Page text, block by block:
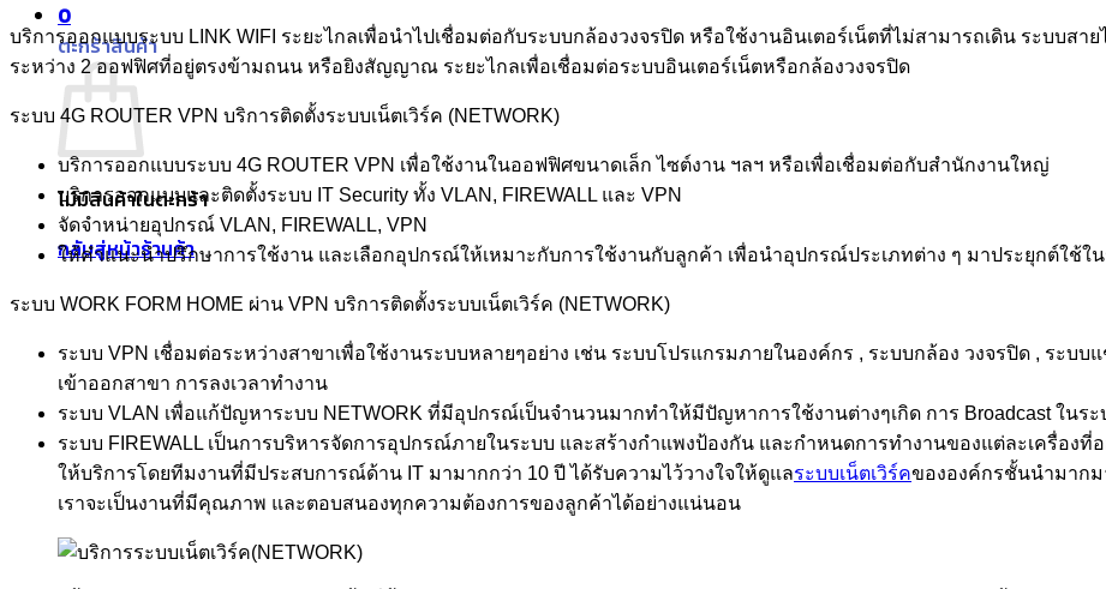
0
ตะกร้าสินค้า
ไม่มีสินค้าในตะกร้า
กลับสู่หน้าร้านค้า
บริการออกแบบระบบ LINK WIFI ระยะไกลเพื่อนำไปเชื่อมต่อกับระบบกล้องวงจรปิด หรือใช้งานอินเตอร์เน็ตที่ไม่สามารถเดิน ระบบสา
ระหว่าง 2 ออฟฟิศที่อยู่ตรงข้ามถนน หรือยิงสัญญาณ ระยะไกลเพื่อเชื่อมต่อระบบอินเตอร์เน็ตหรือกล้องวงจรปิด
ระบบ 4G ROUTER VPN บริการติดตั้งระบบเน็ตเวิร์ค (NETWORK)
บริการออกแบบระบบ 4G ROUTER VPN เพื่อใช้งานในออฟฟิศขนาดเล็ก ไซต์งาน ฯลฯ หรือเพื่อเชื่อมต่อกับสำนักงานใหญ่
บริการออกแบบและติดตั้งระบบ IT Security ทั้ง VLAN, FIREWALL และ VPN
จัดจำหน่ายอุปกรณ์ VLAN, FIREWALL, VPN
ให้คำแนะนำปรึกษาการใช้งาน และเลือกอุปกรณ์ให้เหมาะกับการใช้งานกับลูกค้า เพื่อนำอุปกรณ์ประเภทต่าง ๆ มาประยุกต์ใช้ใ
ระบบ WORK FORM HOME ผ่าน VPN บริการติดตั้งระบบเน็ตเวิร์ค (NETWORK)
ระบบ VPN เชื่อมต่อระหว่างสาขาเพื่อใช้งานระบบหลายๆอย่าง เช่น ระบบโปรแกรมภายในองค์กร , ระบบกล้อง วงจรปิด , ระบบ
เข้าออกสาขา การลงเวลาทำงาน
ระบบ VLAN เพื่อแก้ปัญหาระบบ NETWORK ที่มีอุปกรณ์เป็นจำนวนมากทำให้มีปัญหาการใช้งานต่างๆเกิด การ Broadcast ในร
ระบบ FIREWALL เป็นการบริหารจัดการอุปกรณ์ภายในระบบ และสร้างกำแพงป้องกัน และกำหนดการทำงานของแต่ละเครื่องที่
ให้บริการโดยทีมงานที่มีประสบการณ์ด้าน IT มามากกว่า 10 ปี ได้รับความไว้วางใจให้ดูแลระบบเน็ตเวิร์คขององค์กรชั้นนำมากม
เราจะเป็นงานที่มีคุณภาพ และตอบสนองทุกความต้องการของลูกค้าได้อย่างแน่นอน